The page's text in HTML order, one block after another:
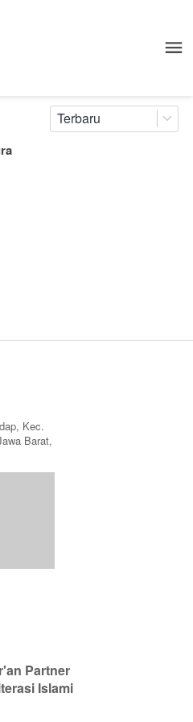
Terbaru
Kec.
Barat,
Partner
Islami